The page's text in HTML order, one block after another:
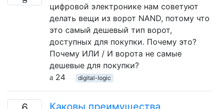
цифровой электронике нам советуют
делать вещи из ворот NAND, потому что
это самый дешевый тип ворот,
доступных для покупки. Почему это?
Почему ИЛИ / И ворота не самые
дешевые для покупки?
24
digital-logic
Каковы преимущества